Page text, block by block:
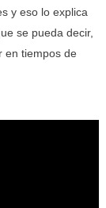
y eso lo explica
se pueda decir,
en tiempos de